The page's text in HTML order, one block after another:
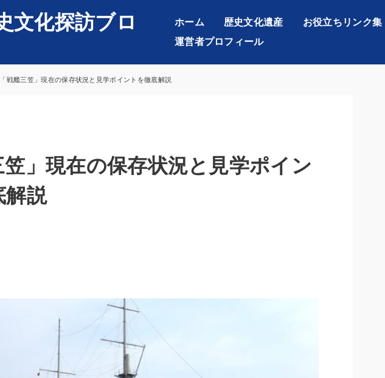
文化探訪ブロ
ホーム 歴史文化遺産 お役立ちリンク集
運営者プロフィール
「戦艦三笠」現在の保存状況と見学ポイントを徹底解説
笠」現在の保存状況と見学ポイン
解説